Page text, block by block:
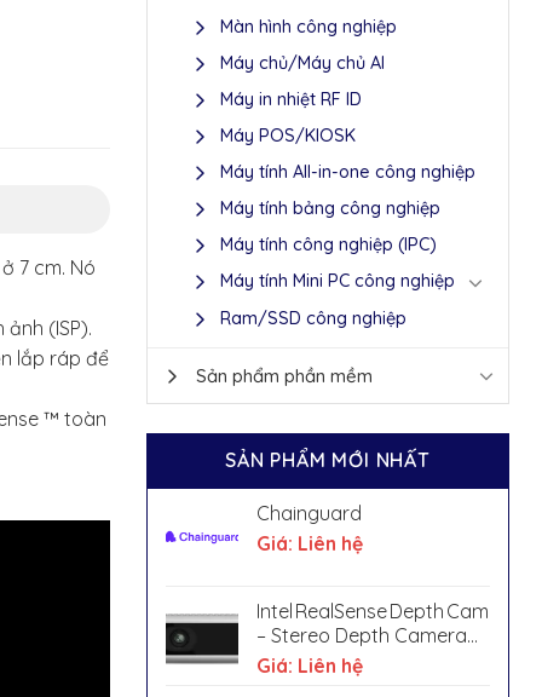
Màn hình công nghiệp
Máy chủ/Máy chủ AI
Máy in nhiệt RF ID
Máy POS/KIOSK
Máy tính All-in-one công nghiệp
Máy tính bảng công nghiệp
Máy tính công nghiệp (IPC)
Máy tính Mini PC công nghiệp
Ram/SSD công nghiệp
Sản phẩm phần mềm
SẢN PHẨM MỚI NHẤT
Chainguard
Giá: Liên hệ
Intel RealSense Depth Camera
– Stereo Depth Camera
with IR Pass Filter & IMU
Giá: Liên hệ
7 cm. Nó
(ISP).
lắp ráp để
™ toàn